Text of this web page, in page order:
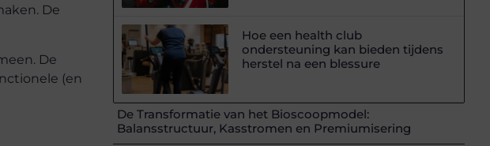
De
De
(en
Hoe een health club
ondersteuning kan bieden tijdens
herstel na een blessure
De Transformatie van het Bioscoopmodel:
Balansstructuur, Kasstromen en Premiumisering